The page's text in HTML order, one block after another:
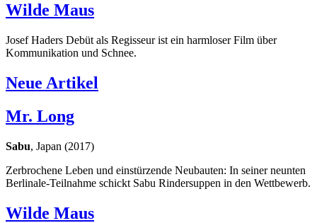
Wilde Maus
Josef Haders Debüt als Regisseur ist ein harmloser Film über
Kommunikation und Schnee.
Neue Artikel
Mr. Long
Sabu, Japan (2017)
Zerbrochene Leben und einstürzende Neubauten: In seiner neunten
Berlinale-Teilnahme schickt Sabu Rindersuppen in den Wettbewerb.
Wilde Maus